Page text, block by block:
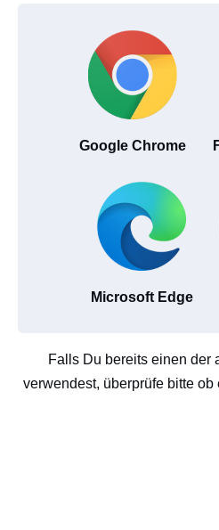
Google Chrome
Microsoft Edge
Falls Du bereits einen der
verwendest, überprüfe bitte